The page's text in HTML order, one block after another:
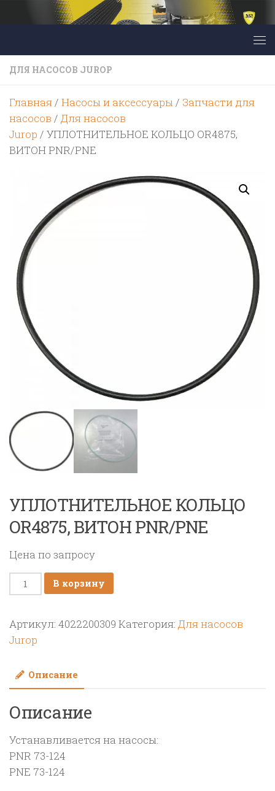
Перейти к содержимому
ДЛЯ НАСОСОВ JUROP
Главная/ Насосы и аксессуары/ Запчасти для
насосов / Для насосов
Jurop / УПЛОТНИТЕЛЬНОЕ КОЛЬЦО OR4875,
ВИТОН PNR/PNE
УПЛОТНИТЕЛЬНОЕ КОЛЬЦО
OR4875, ВИТОН PNR/PNE
Цена по запросу
Количество
товара
КОЛЬЦО
OR4875,
PNR/PNE
В корзину
Артикул: 4022200309 Категория: Для насосов
Jurop
Описание
Описание
Устанавливается на насосы:
PNR 73-124
PNE 73-124